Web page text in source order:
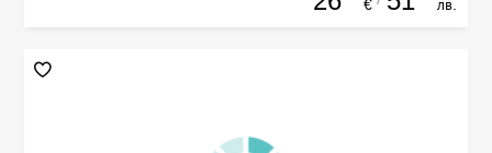
€ лв.